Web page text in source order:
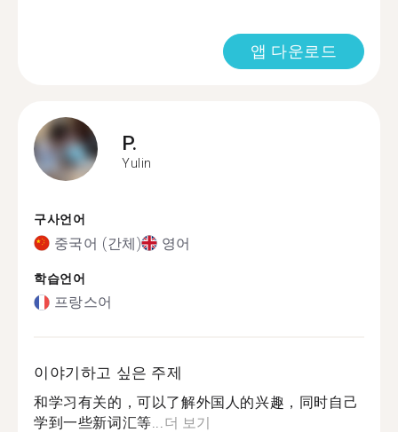
앱 다운로드
P.
Yulin
구사언어
중국어 (간체) 영어
학습언어
프랑스어
이야기하고 싶은 주제
和学习有关的，可以了解外国人的兴趣，同时自己
学到一些新词汇等...더 보기